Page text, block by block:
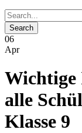
06
Apr
alle
Klasse 9